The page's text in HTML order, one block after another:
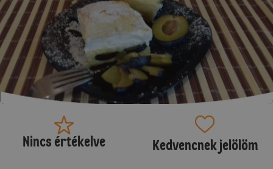
Nincs értékelve Kedvencnek jelölöm